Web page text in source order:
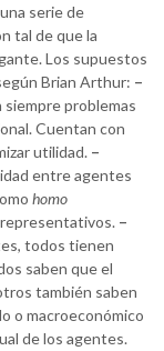
serie de
tal de que la
Los supuestos
Brian Arthur: –
problemas
Cuentan con
utilidad. –
entre agentes
homo
–
todos tienen
saben que el
también saben
o macroeconómico
de los agentes.